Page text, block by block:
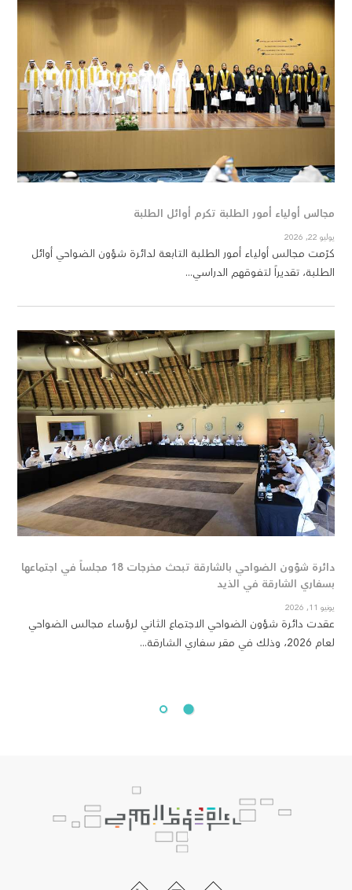
مجالس أولياء أمور الطلبة تكرم أوائل الطلبة
يوليو 22, 2026
كرّمت مجالس أولياء أمور الطلبة التابعة لدائرة شؤون الضواحي أوائل
الطلبة، تقديراً لتفوقهم الدراسي...
دائرة شؤون الضواحي بالشارقة تبحث مخرجات 18 مجلساً في اجتماعها
بسفاري الشارقة في الذيد
يونيو 11, 2026
عقدت دائرة شؤون الضواحي الاجتماع الثاني لرؤساء مجالس الضواحي
لعام 2026، وذلك في مقر سفاري الشارقة...